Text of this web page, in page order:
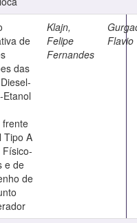
de
das
Etanol
frente
Tipo A
Físico-
e de
de
Klajn,
Felipe
Fernandes
Flavio